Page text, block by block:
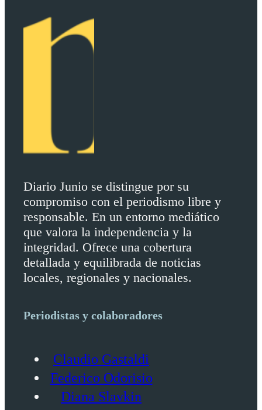
Diario Junio se distingue por su
compromiso con el periodismo libre y
responsable. En un entorno mediático
que valora la independencia y la
integridad. Ofrece una cobertura
detallada y equilibrada de noticias
locales, regionales y nacionales.
Periodistas y colaboradores
Claudio Gastaldi
Federico Odorisio
Diana Slavkin